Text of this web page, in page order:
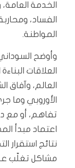
الخدمة
الفساد،
المواطنة.
وأوضح
العلاقات
العالم، وآفاق
الأوروبي وما
تفاهم، أو مع
اعتماد مبدأ
نتائج استقرار
مشاكل تغلّب